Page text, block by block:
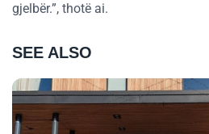
gjelbër.”, thotë ai.
SEE ALSO